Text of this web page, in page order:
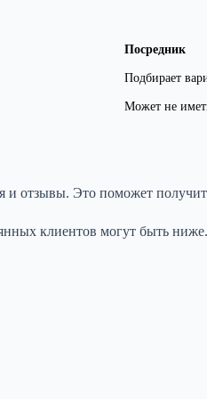
Посредник
Подбирает
Может не
отзывы. Это поможет
клиентов могут быть ниже.